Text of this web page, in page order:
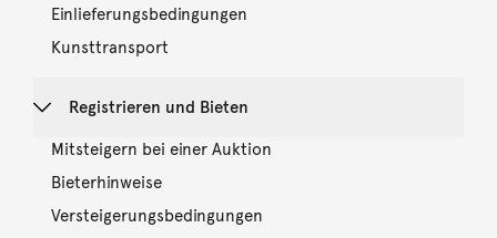
Einlieferungsbedingungen
Kunsttransport
Registrieren und Bieten
Mitsteigern bei einer Auktion
Bieterhinweise
Versteigerungsbedingungen